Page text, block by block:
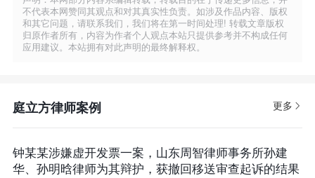
不代表本网赞同其观点和对其真实性负责。如涉及作品内容、版权
和其它问题，请联系我们，我们将在第一时间处理! 转载文章版权
归原作者所有，内容为作者个人观点本站只提供参考并不构成任何
应用建议。本站拥有对此声明的最终解释权。
庭立方律师案例 更多
钟某某涉嫌虚开发票一案，山东周智律师事务所孙建
华、孙明晗律师为其辩护，获撤回移送审查起诉的结果